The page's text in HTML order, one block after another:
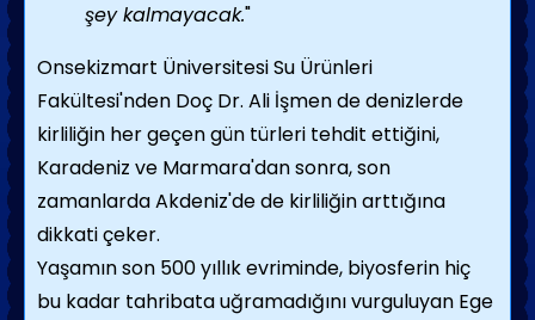
şey kalmayacak."
Onsekizmart Üniversitesi Su Ürünleri
Fakültesi'nden Doç Dr. Ali İşmen de denizlerde
kirliliğin her geçen gün türleri tehdit ettiğini,
Karadeniz ve Marmara'dan sonra, son
zamanlarda Akdeniz'de de kirliliğin arttığına
dikkati çeker.
Yaşamın son 500 yıllık evriminde, biyosferin hiç
bu kadar tahribata uğramadığını vurguluyan Ege